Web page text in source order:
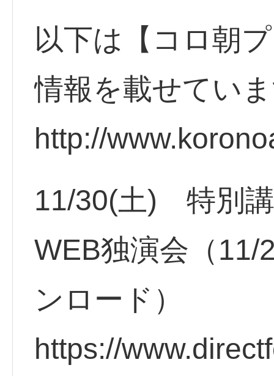
以下は【コロ朝
情報を載せてい
http://
11/30(土) 特別
WEB独演会（11/
ンロード）
https://